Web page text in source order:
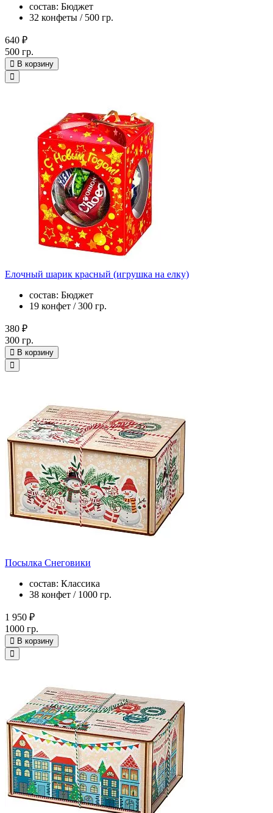
состав: Бюджет
32 конфеты / 500 гр.
640 ₽
500 гр.
В корзину
Елочный шарик красный (игрушка на елку)
состав: Бюджет
19 конфет / 300 гр.
380 ₽
300 гр.
В корзину
Посылка Снеговики
состав: Классика
38 конфет / 1000 гр.
1 950 ₽
1000 гр.
В корзину